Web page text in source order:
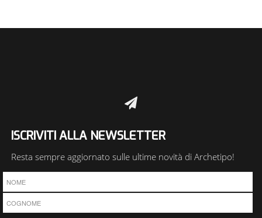
ISCRIVITI ALLA NEWSLETTER
Resta sempre aggiornato sulle ultime novità di Archetipo!